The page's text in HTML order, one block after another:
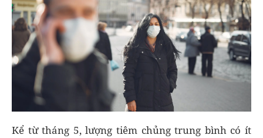
Kể từ tháng 5, lượng tiêm chủng trung bình có ít